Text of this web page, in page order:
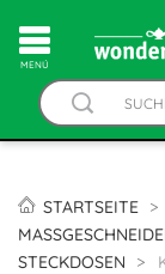
MENÚ
STARTSEITE
STECKDOSEN